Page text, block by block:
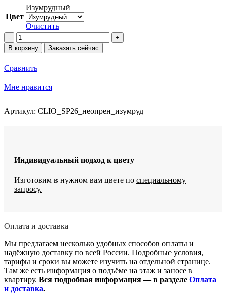
Цвет
Изумрудный
Очистить
Количество
товара
Кресло
вращением
В корзину Заказать сейчас
Сравнить
Мне нравится
Артикул: CLIO_SP26_неопрен_изумруд
Индивидуальный подход к цвету
Изготовим в нужном вам цвете по специальному
запросу.
Оплата и доставка
Мы предлагаем несколько удобных способов оплаты и
надёжную доставку по всей России. Подробные условия,
тарифы и сроки вы можете изучить на отдельной странице.
Там же есть информация о подъёме на этаж и заносе в
квартиру. Вся подробная информация — в разделе Оплата
и доставка.